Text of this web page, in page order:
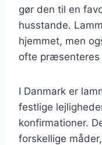
gør den til en
husstande.
hjemmet, men
ofte præsenteres
I Danmark er
festlige
konfirmationer.
forskellige